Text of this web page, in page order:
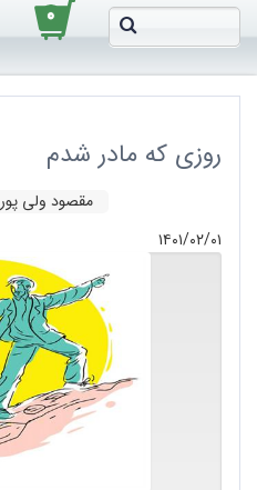
۰
روزی که مادر شدم
مقصود ولی پور
۱۴۰۱/۰۲/۰۱